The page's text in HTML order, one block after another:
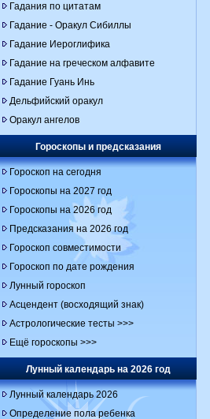
Гадания по цитатам
Гадание - Оракул Сибиллы
Гадание Иероглифика
Гадание на греческом алфавите
Гадание Гуань Инь
Дельфийский оракул
Оракул ангелов
Гороскопы и предсказания
Гороскоп на сегодня
Гороскопы на 2027 год
Гороскопы на 2026 год
Предсказания на 2026 год
Гороскоп совместимости
Гороскоп по дате рождения
Лунный гороскоп
Асцендент (восходящий знак)
Астрологические тесты >>>
Ещё гороскопы >>>
Лунный календарь на 2026 год
Лунный календарь 2026
Определение пола ребенка